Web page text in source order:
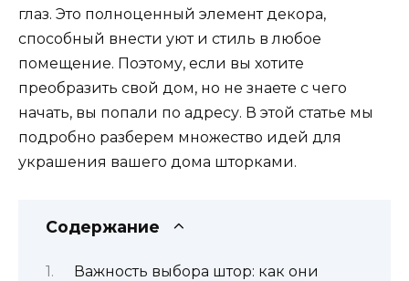
глаз. Это полноценный элемент декора,
способный внести уют и стиль в любое
помещение. Поэтому, если вы хотите
преобразить свой дом, но не знаете с чего
начать, вы попали по адресу. В этой статье мы
подробно разберем множество идей для
украшения вашего дома шторками.
Содержание
Важность выбора штор: как они